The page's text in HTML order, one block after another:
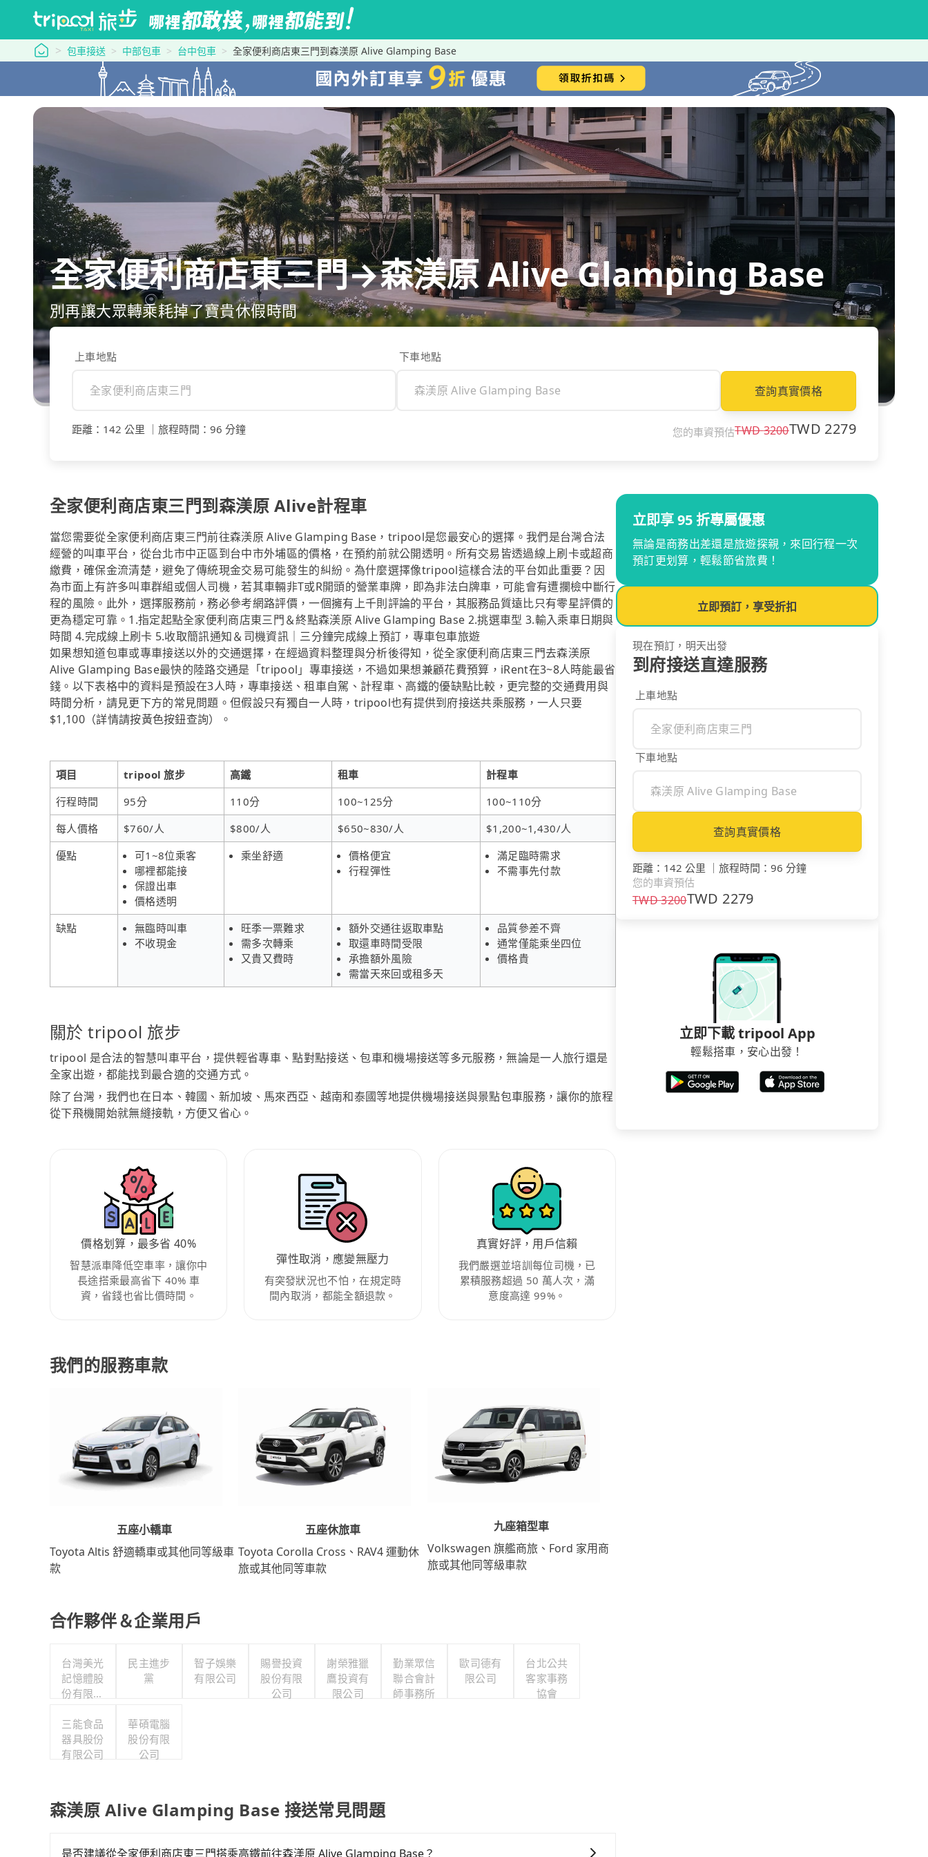
tripool 旅步
包車接送 中部包車 台中包車 全家便利商店東三門到森渼原 Alive Glamping Base
全家便利商店東三門→森渼原 Alive Glamping Base
別再讓大眾轉乘耗掉了寶貴休假時間
上車地點 下車地點
查詢真實價格
距離 ： 142 公里 旅程時間 ： 96 分鐘 您的車資預估TWD3200TWD 2279
全家便利商店東三門到森渼原 Alive計程車
當您需要從全家便利商店東三門前往森渼原 Alive Glamping Base，tripool是您最安心的選擇。我們是台灣合法
經營的叫車平台，從台北市中正區到台中市外埔區的價格，在預約前就公開透明。所有交易皆透過線上刷卡或超商
繳費，確保金流清楚，避免了傳統現金交易可能發生的糾紛。為什麼選擇像tripool這樣合法的平台如此重要？因
為市面上有許多叫車群組或個人司機，若其車輛非T或R開頭的營業車牌，即為非法白牌車，可能會有遭攔檢中斷行
程的風險。此外，選擇服務前，務必參考網路評價，一個擁有上千則評論的平台，其服務品質遠比只有零星評價的
更為穩定可靠。1.指定起點全家便利商店東三門＆終點森渼原 Alive Glamping Base 2.挑選車型 3.輸入乘車日期與
時間 4.完成線上刷卡 5.收取簡訊通知＆司機資訊｜三分鐘完成線上預訂，專車包車旅遊
如果想知道包車或專車接送以外的交通選擇，在經過資料整理與分析後得知，從全家便利商店東三門去森渼原
Alive Glamping Base最快的陸路交通是「tripool」專車接送，不過如果想兼顧花費預算，iRent在3~8人時能最省
錢。以下表格中的資料是預設在3人時，專車接送、租車自駕、計程車、高鐵的優缺點比較，更完整的交通費用與
時間分析，請見更下方的常見問題。但假設只有獨自一人時，tripool也有提供到府接送共乘服務，一人只要
$1,100（詳情請按黃色按鈕查詢）。
項目 tripool 旅步 高鐵 租車
計程車
行程時間
95分 110分 100~125分
100~110分
每人價格
$760/人 $800/人 $650~830/人
$1,200~1,430/人
優點
可1~8位乘客
哪裡都能接
保證出車
價格透明
乘坐舒適
價格便宜
行程彈性
滿足臨時需求
不需事先付款
缺點
無臨時叫車
不收現金
旺季一票難求
需多次轉乘
又貴又費時
額外交通往返取車點
取還車時間受限
承擔額外風險
需當天來回或租多天
品質參差不齊
通常僅能乘坐四位
價格貴
關於 tripool 旅步
tripool 是合法的智慧叫車平台，提供輕省專車、點對點接送、包車和機場接送等多元服務，無論是一人旅行還是
全家出遊，都能找到最合適的交通方式。
除了台灣，我們也在日本、韓國、新加坡、馬來西亞、越南和泰國等地提供機場接送與景點包車服務，讓你的旅程
從下飛機開始就無縫接軌，方便又省心。
價格划算，最多省 40%
智慧派車降低空車率，讓你中
長途搭乘最高省下 40% 車
資，省錢也省比價時間。
彈性取消，應變無壓力
有突發狀況也不怕，在規定時
間內取消，都能全額退款。
真實好評，用戶信賴
我們嚴選並培訓每位司機，已
累積服務超過 50 萬人次，滿
意度高達 99%。
我們的服務車款
五座小轎車
Toyota Altis 舒適轎車或其他同等級車
款
五座休旅車
Toyota Corolla Cross、RAV4 運動休
旅或其他同等車款
九座箱型車
Volkswagen 旗艦商旅、Ford 家用商
旅或其他同等級車款
合作夥伴＆企業用戶
台灣美光
記憶體股
份有限公
民主進步
黨
智子娛樂
有限公司
賜譽投資
股份有限
公司
謝榮雅獵
鷹投資有
限公司
勤業眾信
聯合會計
師事務所
歐司德有
限公司
台北公共
客家事務
協會
三能食品
器具股份
有限公司
華碩電腦
股份有限
公司
森渼原 Alive Glamping Base 接送常見問題
是否建議從全家便利商店東三門搭乘高鐵前往森渼原 Alive Glamping Base？
立即享 95 折專屬優惠
無論是商務出差還是旅遊探親，來回行程一次
預訂更划算，輕鬆節省旅費！
立即預訂，享受折扣
現在預訂，明天出發
到府接送直達服務
上車地點
下車地點
查詢真實價格
距離 ： 142 公里 ｜ 旅程時間 ： 96 分鐘
您的車資預估
TWD3200TWD 2279
立即下載 tripool App
輕鬆搭車，安心出發！